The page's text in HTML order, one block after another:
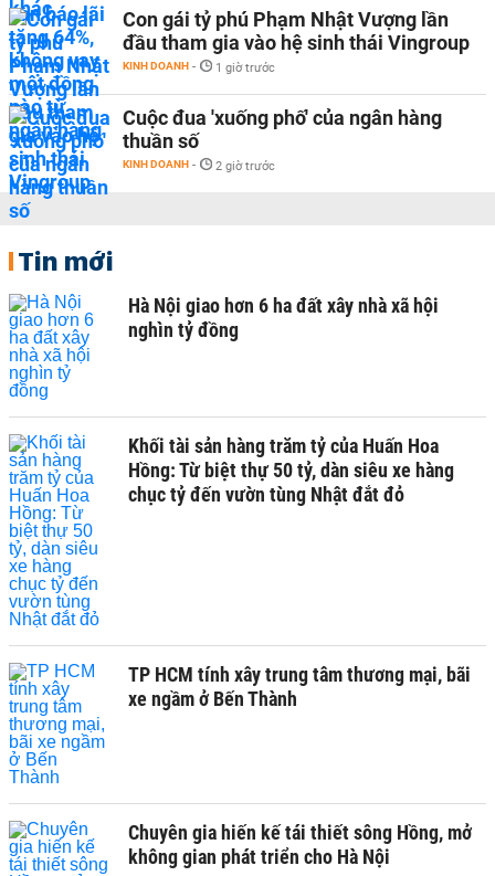
Con gái tỷ phú Phạm Nhật Vượng lần
đầu tham gia vào hệ sinh thái Vingroup
KINH DOANH - 1 giờ trước
Cuộc đua 'xuống phố' của ngân hàng
thuần số
KINH DOANH - 2 giờ trước
Tin mới
Hà Nội giao hơn 6 ha đất xây nhà xã hội
nghìn tỷ đồng
Khối tài sản hàng trăm tỷ của Huấn Hoa
Hồng: Từ biệt thự 50 tỷ, dàn siêu xe hàng
chục tỷ đến vườn tùng Nhật đắt đỏ
TP HCM tính xây trung tâm thương mại, bãi
xe ngầm ở Bến Thành
Chuyên gia hiến kế tái thiết sông Hồng, mở
không gian phát triển cho Hà Nội